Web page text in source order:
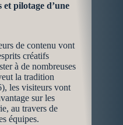
et pilotage d’une
de contenu vont
créatifs
à de nombreuses
la tradition
les visiteurs vont
sur les
au travers de
équipes.